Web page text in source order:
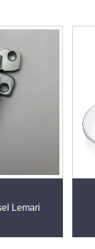
Lemari